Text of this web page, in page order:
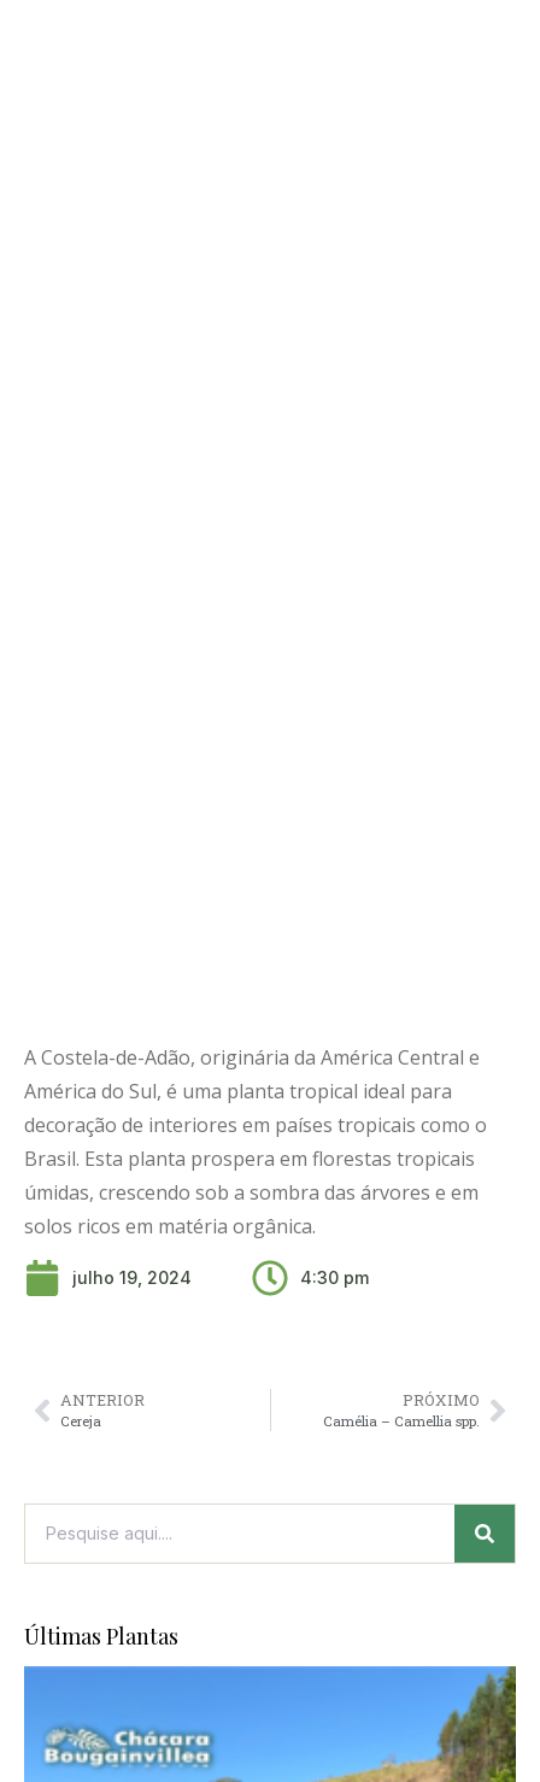
A Costela-de-Adão, originária da América Central e
América do Sul, é uma planta tropical ideal para
decoração de interiores em países tropicais como o
Brasil. Esta planta prospera em florestas tropicais
úmidas, crescendo sob a sombra das árvores e em
solos ricos em matéria orgânica.
julho 19, 2024 4:30 pm
ANTERIOR
Cereja
PRÓXIMO
Camélia – Camellia spp.
Últimas Plantas